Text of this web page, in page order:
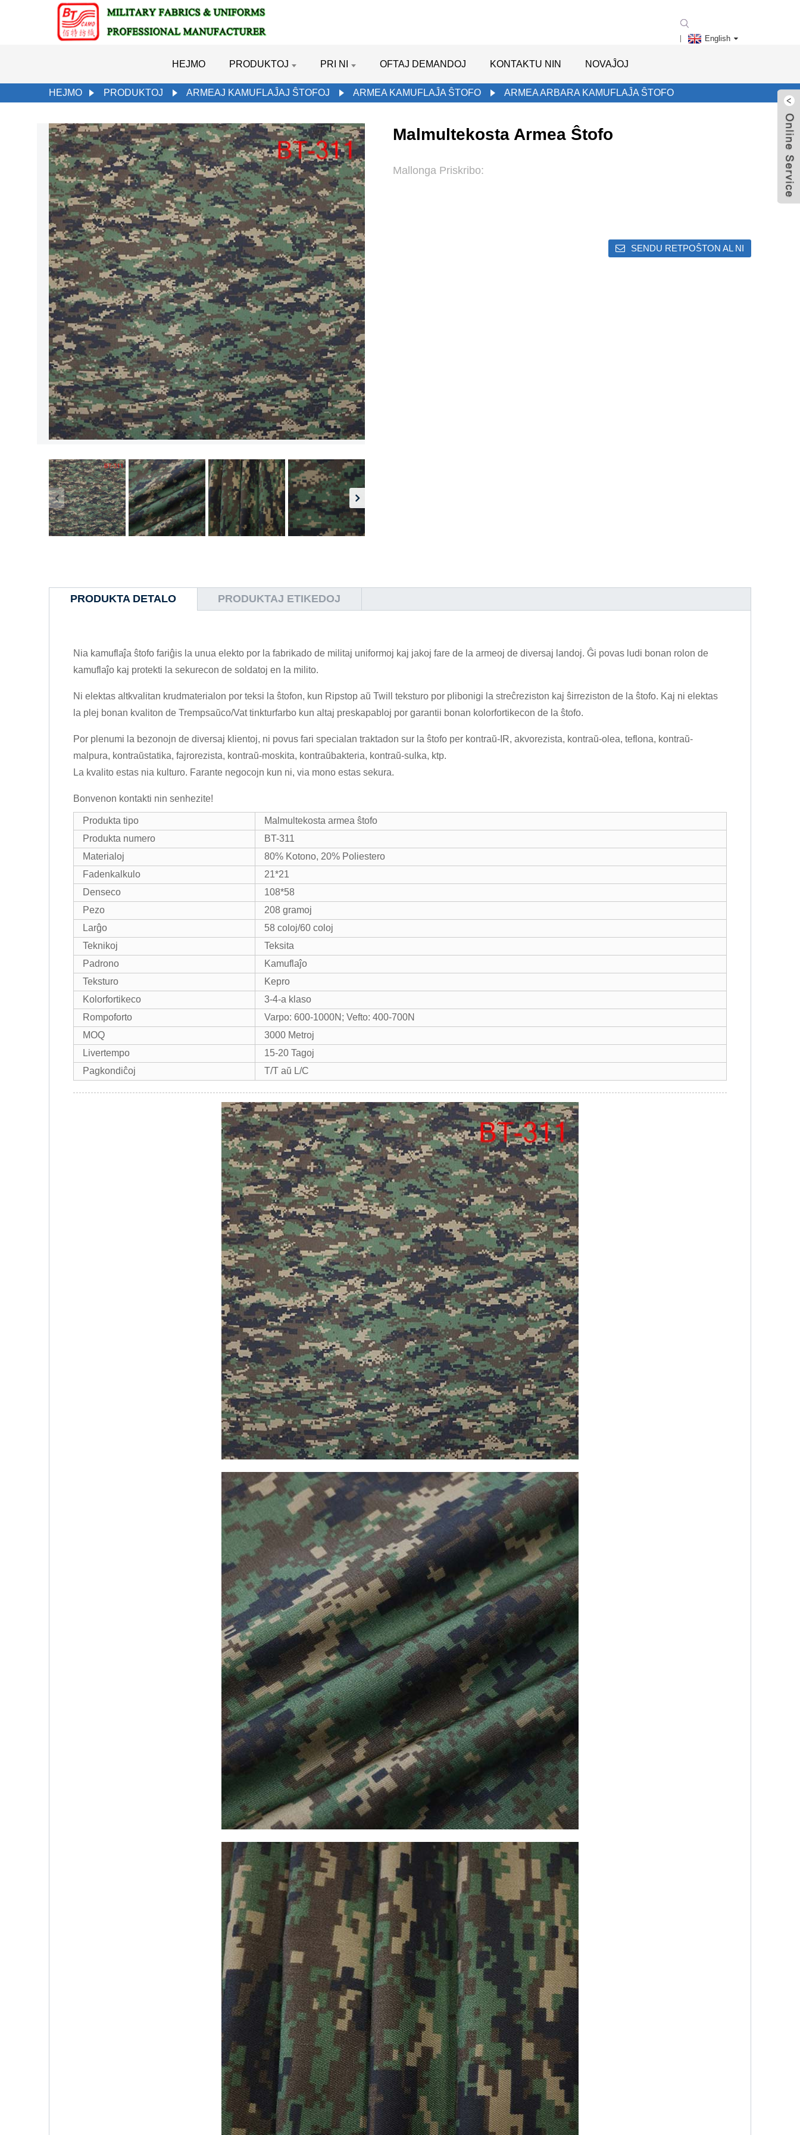
English
HEJMO PRODUKTOJ PRI NI OFTAJ DEMANDOJ KONTAKTU NIN NOVAĴOJ
HEJMO PRODUKTOJ ARMEAJ KAMUFLAĴAJ ŜTOFOJ ARMEA KAMUFLAĴA ŜTOFO ARMEA ARBARA KAMUFLAĴA ŜTOFO
Malmultekosta Armea Ŝtofo
Mallonga Priskribo:
SENDU RETPOŜTON AL NI
PRODUKTA DETALO PRODUKTAJ ETIKEDOJ
Nia kamuflaĵa ŝtofo fariĝis la unua elekto por la fabrikado de militaj uniformoj kaj jakoj fare de la armeoj de diversaj landoj. Ĝi povas ludi bonan rolon de
kamuflaĵo kaj protekti la sekurecon de soldatoj en la milito.
Ni elektas altkvalitan krudmaterialon por teksi la ŝtofon, kun Ripstop aŭ Twill teksturo por plibonigi la streĉreziston kaj ŝirreziston de la ŝtofo. Kaj ni elektas
la plej bonan kvaliton de Trempsaŭco/Vat tinkturfarbo kun altaj preskapabloj por garantii bonan kolorfortikecon de la ŝtofo.
Por plenumi la bezonojn de diversaj klientoj, ni povus fari specialan traktadon sur la ŝtofo per kontraŭ-IR, akvorezista, kontraŭ-olea, teflona, ​​kontraŭ-
malpura, kontraŭstatika, fajrorezista, kontraŭ-moskita, kontraŭbakteria, kontraŭ-sulka, ktp.
La kvalito estas nia kulturo. Farante negocojn kun ni, via mono estas sekura.
Bonvenon kontakti nin senhezite!
Produkta tipo
Malmultekosta armea ŝtofo
Produkta numero
BT-311
Materialoj
80% Kotono, 20% Poliestero
Fadenkalkulo
21*21
Denseco
108*58
Pezo
208 gramoj
Larĝo
58 coloj/60 coloj
Teknikoj
Teksita
Padrono
Kamuflaĵo
Teksturo
Kepro
Kolorfortikeco
3-4-a klaso
Rompoforto
Varpo: 600-1000N; Vefto: 400-700N
MOQ
3000 Metroj
Livertempo
15-20 Tagoj
Pagkondiĉoj
T/T aŭ L/C